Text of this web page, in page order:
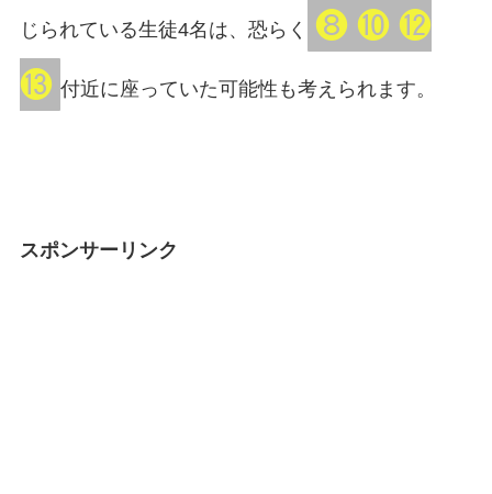
じられている生徒4名は、恐らく
❽ ❿ ⓬
⓭ 付近に座っていた可能性も考えられます。
スポンサーリンク